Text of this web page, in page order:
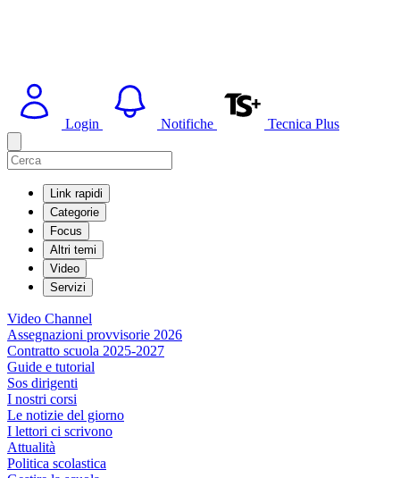
Login Notifiche Tecnica Plus
Link rapidi
Categorie
Focus
Altri temi
Video
Servizi
Video Channel
Assegnazioni provvisorie 2026
Contratto scuola 2025-2027
Guide e tutorial
Sos dirigenti
I nostri corsi
Le notizie del giorno
I lettori ci scrivono
Attualità
Politica scolastica